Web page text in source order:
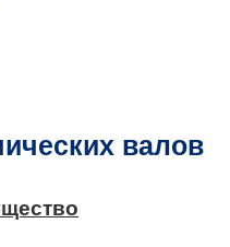
валов